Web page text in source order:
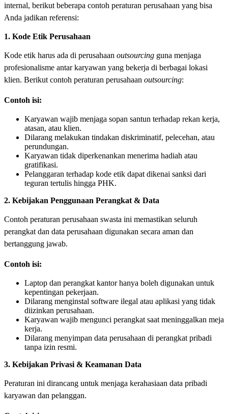
internal, berikut beberapa contoh peraturan perusahaan yang bisa
Anda jadikan referensi:
1. Kode Etik Perusahaan
Kode etik harus ada di perusahaan outsourcing guna menjaga
profesionalisme antar karyawan yang bekerja di berbagai lokasi
klien. Berikut contoh peraturan perusahaan outsourcing:
Contoh isi:
Karyawan wajib menjaga sopan santun terhadap rekan kerja,
atasan, atau klien.
Dilarang melakukan tindakan diskriminatif, pelecehan, atau
perundungan.
Karyawan tidak diperkenankan menerima hadiah atau
gratifikasi.
Pelanggaran terhadap kode etik dapat dikenai sanksi dari
teguran tertulis hingga PHK.
2. Kebijakan Penggunaan Perangkat & Data
Contoh peraturan perusahaan swasta ini memastikan seluruh
perangkat dan data perusahaan digunakan secara aman dan
bertanggung jawab.
Contoh isi:
Laptop dan perangkat kantor hanya boleh digunakan untuk
kepentingan pekerjaan.
Dilarang menginstal software ilegal atau aplikasi yang tidak
diizinkan perusahaan.
Karyawan wajib mengunci perangkat saat meninggalkan meja
kerja.
Dilarang menyimpan data perusahaan di perangkat pribadi
tanpa izin resmi.
3. Kebijakan Privasi & Keamanan Data
Peraturan ini dirancang untuk menjaga kerahasiaan data pribadi
karyawan dan pelanggan.